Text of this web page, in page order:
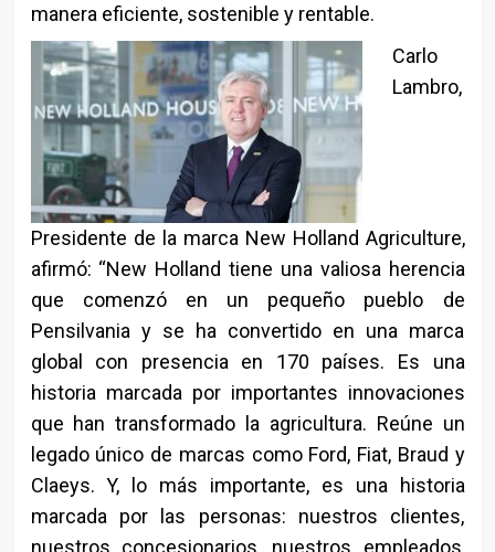
manera eficiente, sostenible y rentable.
Carlo
Lambro,
Presidente de la marca New Holland Agriculture,
afirmó: “New Holland tiene una valiosa herencia
que comenzó en un pequeño pueblo de
Pensilvania y se ha convertido en una marca
global con presencia en 170 países. Es una
historia marcada por importantes innovaciones
que han transformado la agricultura. Reúne un
legado único de marcas como Ford, Fiat, Braud y
Claeys. Y, lo más importante, es una historia
marcada por las personas: nuestros clientes,
nuestros concesionarios, nuestros empleados,